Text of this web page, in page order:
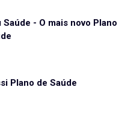
Saúde - O mais novo Plano
Plano de Saúde